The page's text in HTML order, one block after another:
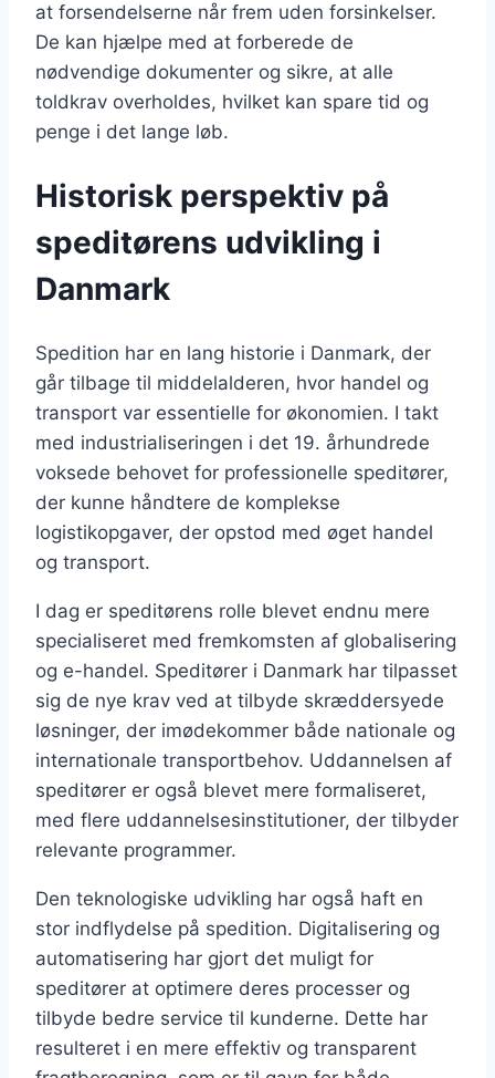
at forsendelserne når frem uden forsinkelser.
De kan hjælpe med at forberede de
nødvendige dokumenter og sikre, at alle
toldkrav overholdes, hvilket kan spare tid og
penge i det lange løb.
Historisk perspektiv på
speditørens udvikling i
Danmark
Spedition har en lang historie i Danmark, der
går tilbage til middelalderen, hvor handel og
transport var essentielle for økonomien. I takt
med industrialiseringen i det 19. århundrede
voksede behovet for professionelle speditører,
der kunne håndtere de komplekse
logistikopgaver, der opstod med øget handel
og transport.
I dag er speditørens rolle blevet endnu mere
specialiseret med fremkomsten af globalisering
og e-handel. Speditører i Danmark har tilpasset
sig de nye krav ved at tilbyde skræddersyede
løsninger, der imødekommer både nationale og
internationale transportbehov. Uddannelsen af
speditører er også blevet mere formaliseret,
med flere uddannelsesinstitutioner, der tilbyder
relevante programmer.
Den teknologiske udvikling har også haft en
stor indflydelse på spedition. Digitalisering og
automatisering har gjort det muligt for
speditører at optimere deres processer og
tilbyde bedre service til kunderne. Dette har
resulteret i en mere effektiv og transparent